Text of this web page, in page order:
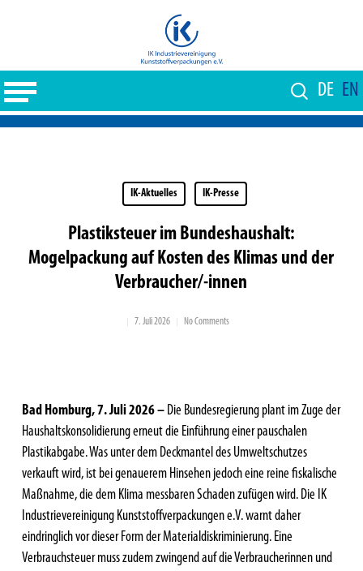
content
DE EN
IK-Aktuelles IK-Presse
Plastiksteuer im Bundeshaushalt:
Mogelpackung auf Kosten des Klimas und der
Verbraucher/-innen
7. Juli 2026 No Comments
Bad Homburg, 7. Juli 2026 –Die Bundesregierung plant im Zuge der
Haushaltskonsolidierung erneut die Einführung einer pauschalen
Plastikabgabe. Was unter dem Deckmantel des Umweltschutzes
verkauft wird, ist bei genauerem Hinsehen jedoch eine reine fiskalische
Maßnahme, die dem Klima messbaren Schaden zufügen wird. Die IK
Industrievereinigung Kunststoffverpackungen e.V. warnt daher
eindringlich vor dieser Form der Materialdiskriminierung. Eine
Verbrauchsteuer muss zudem zwingend auf die Verbraucherinnen und
Menu